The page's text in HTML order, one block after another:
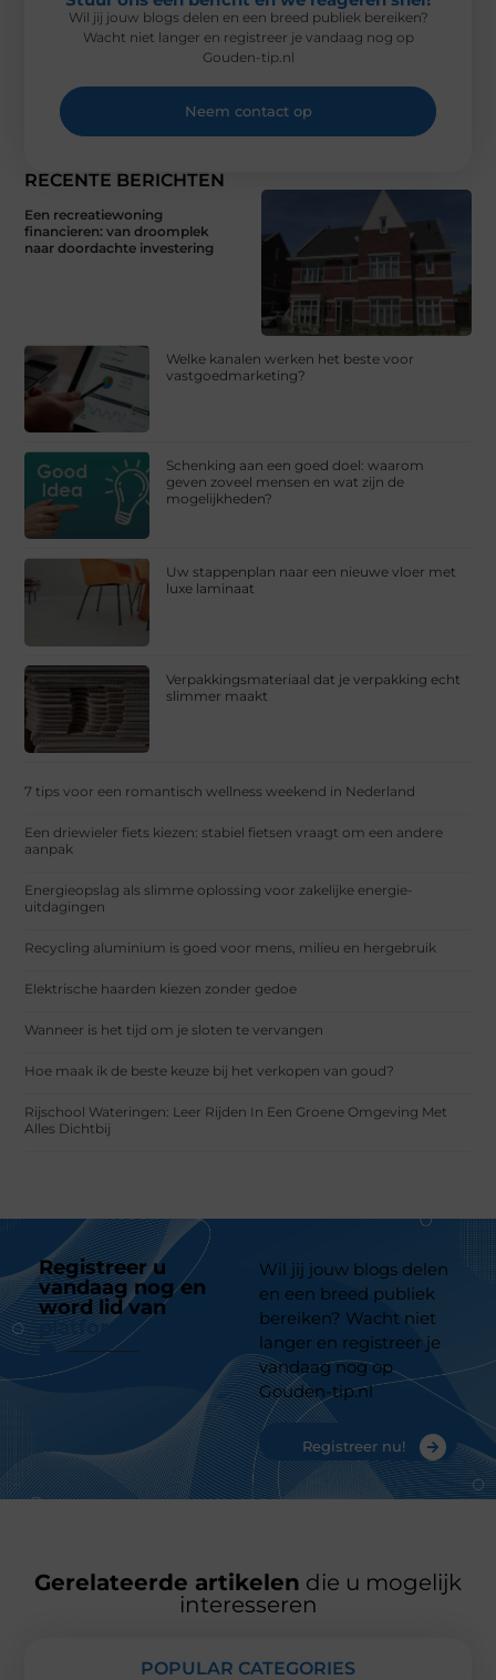
RECENTE BERICHTEN
Een recreatiewoning
financieren: van droomplek
naar doordachte investering
Welke kanalen werken het beste voor
vastgoedmarketing?
Schenking aan een goed doel: waarom
geven zoveel mensen en wat zijn de
mogelijkheden?
Uw stappenplan naar een nieuwe vloer met
luxe laminaat
Verpakkingsmateriaal dat je verpakking echt
slimmer maakt
7 tips voor een romantisch wellness weekend in Nederland
Een driewieler fiets kiezen: stabiel fietsen vraagt om een andere
aanpak
Energieopslag als slimme oplossing voor zakelijke energie-
uitdagingen
Recycling aluminium is goed voor mens, milieu en hergebruik
Elektrische haarden kiezen zonder gedoe
Wanneer is het tijd om je sloten te vervangen
Hoe maak ik de beste keuze bij het verkopen van goud?
Rijschool Wateringen: Leer Rijden In Een Groene Omgeving Met
Alles Dichtbij
Wil jij jouw blogs delen en een breed publiek bereiken?
Wacht niet langer en registreer je vandaag nog op
Gouden-tip.nl
Neem contact op
Registreer u
vandaag nog en
word lid van
platform
Wil jij jouw blogs delen
en een breed publiek
bereiken? Wacht niet
langer en registreer je
vandaag nog op
Gouden-tip.nl
Registreer nu!
Gerelateerde artikelen die u mogelijk
interesseren
POPULAR CATEGORIES